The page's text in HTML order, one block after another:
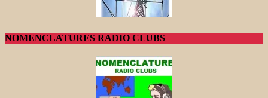
NOMENCLATURES RADIO CLUBS